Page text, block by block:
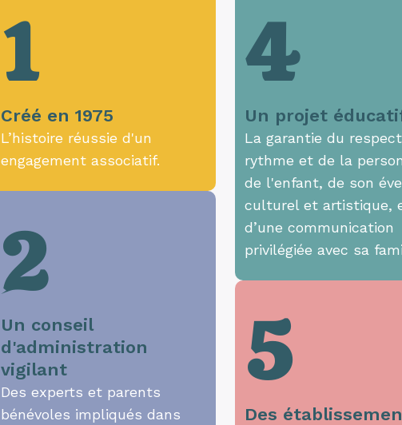
1
Créé en 1975
L’histoire réussie d'un
engagement associatif.
2
Un conseil
d'administration
vigilant
Des experts et parents
bénévoles impliqués dans
4
Un projet
La garantie du
rythme et de la
de l'enfant, de son
culturel et artistique,
d’une communication
privilégiée avec sa
5
Des